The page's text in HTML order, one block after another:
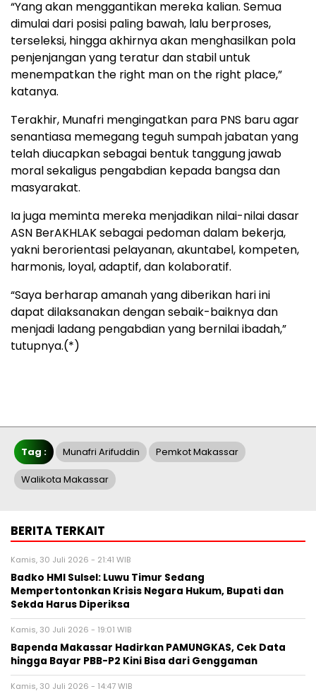
“Yang akan menggantikan mereka kalian. Semua
dimulai dari posisi paling bawah, lalu berproses,
terseleksi, hingga akhirnya akan menghasilkan pola
penjenjangan yang teratur dan stabil untuk
menempatkan the right man on the right place,”
katanya.
Terakhir, Munafri mengingatkan para PNS baru agar
senantiasa memegang teguh sumpah jabatan yang
telah diucapkan sebagai bentuk tanggung jawab
moral sekaligus pengabdian kepada bangsa dan
masyarakat.
Ia juga meminta mereka menjadikan nilai-nilai dasar
ASN BerAKHLAK sebagai pedoman dalam bekerja,
yakni berorientasi pelayanan, akuntabel, kompeten,
harmonis, loyal, adaptif, dan kolaboratif.
“Saya berharap amanah yang diberikan hari ini
dapat dilaksanakan dengan sebaik-baiknya dan
menjadi ladang pengabdian yang bernilai ibadah,”
tutupnya.(*)
Tag : Munafri Arifuddin Pemkot Makassar
Walikota Makassar
BERITA TERKAIT
Kamis, 30 Juli 2026 - 21:41 WIB
Badko HMI Sulsel: Luwu Timur Sedang
Mempertontonkan Krisis Negara Hukum, Bupati dan
Sekda Harus Diperiksa
Kamis, 30 Juli 2026 - 19:01 WIB
Bapenda Makassar Hadirkan PAMUNGKAS, Cek Data
hingga Bayar PBB-P2 Kini Bisa dari Genggaman
Kamis, 30 Juli 2026 - 14:47 WIB